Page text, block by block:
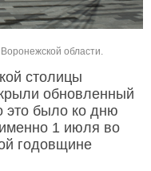
области.
столицы
обновленный
это было ко дню
именно 1 июля во
годовщине